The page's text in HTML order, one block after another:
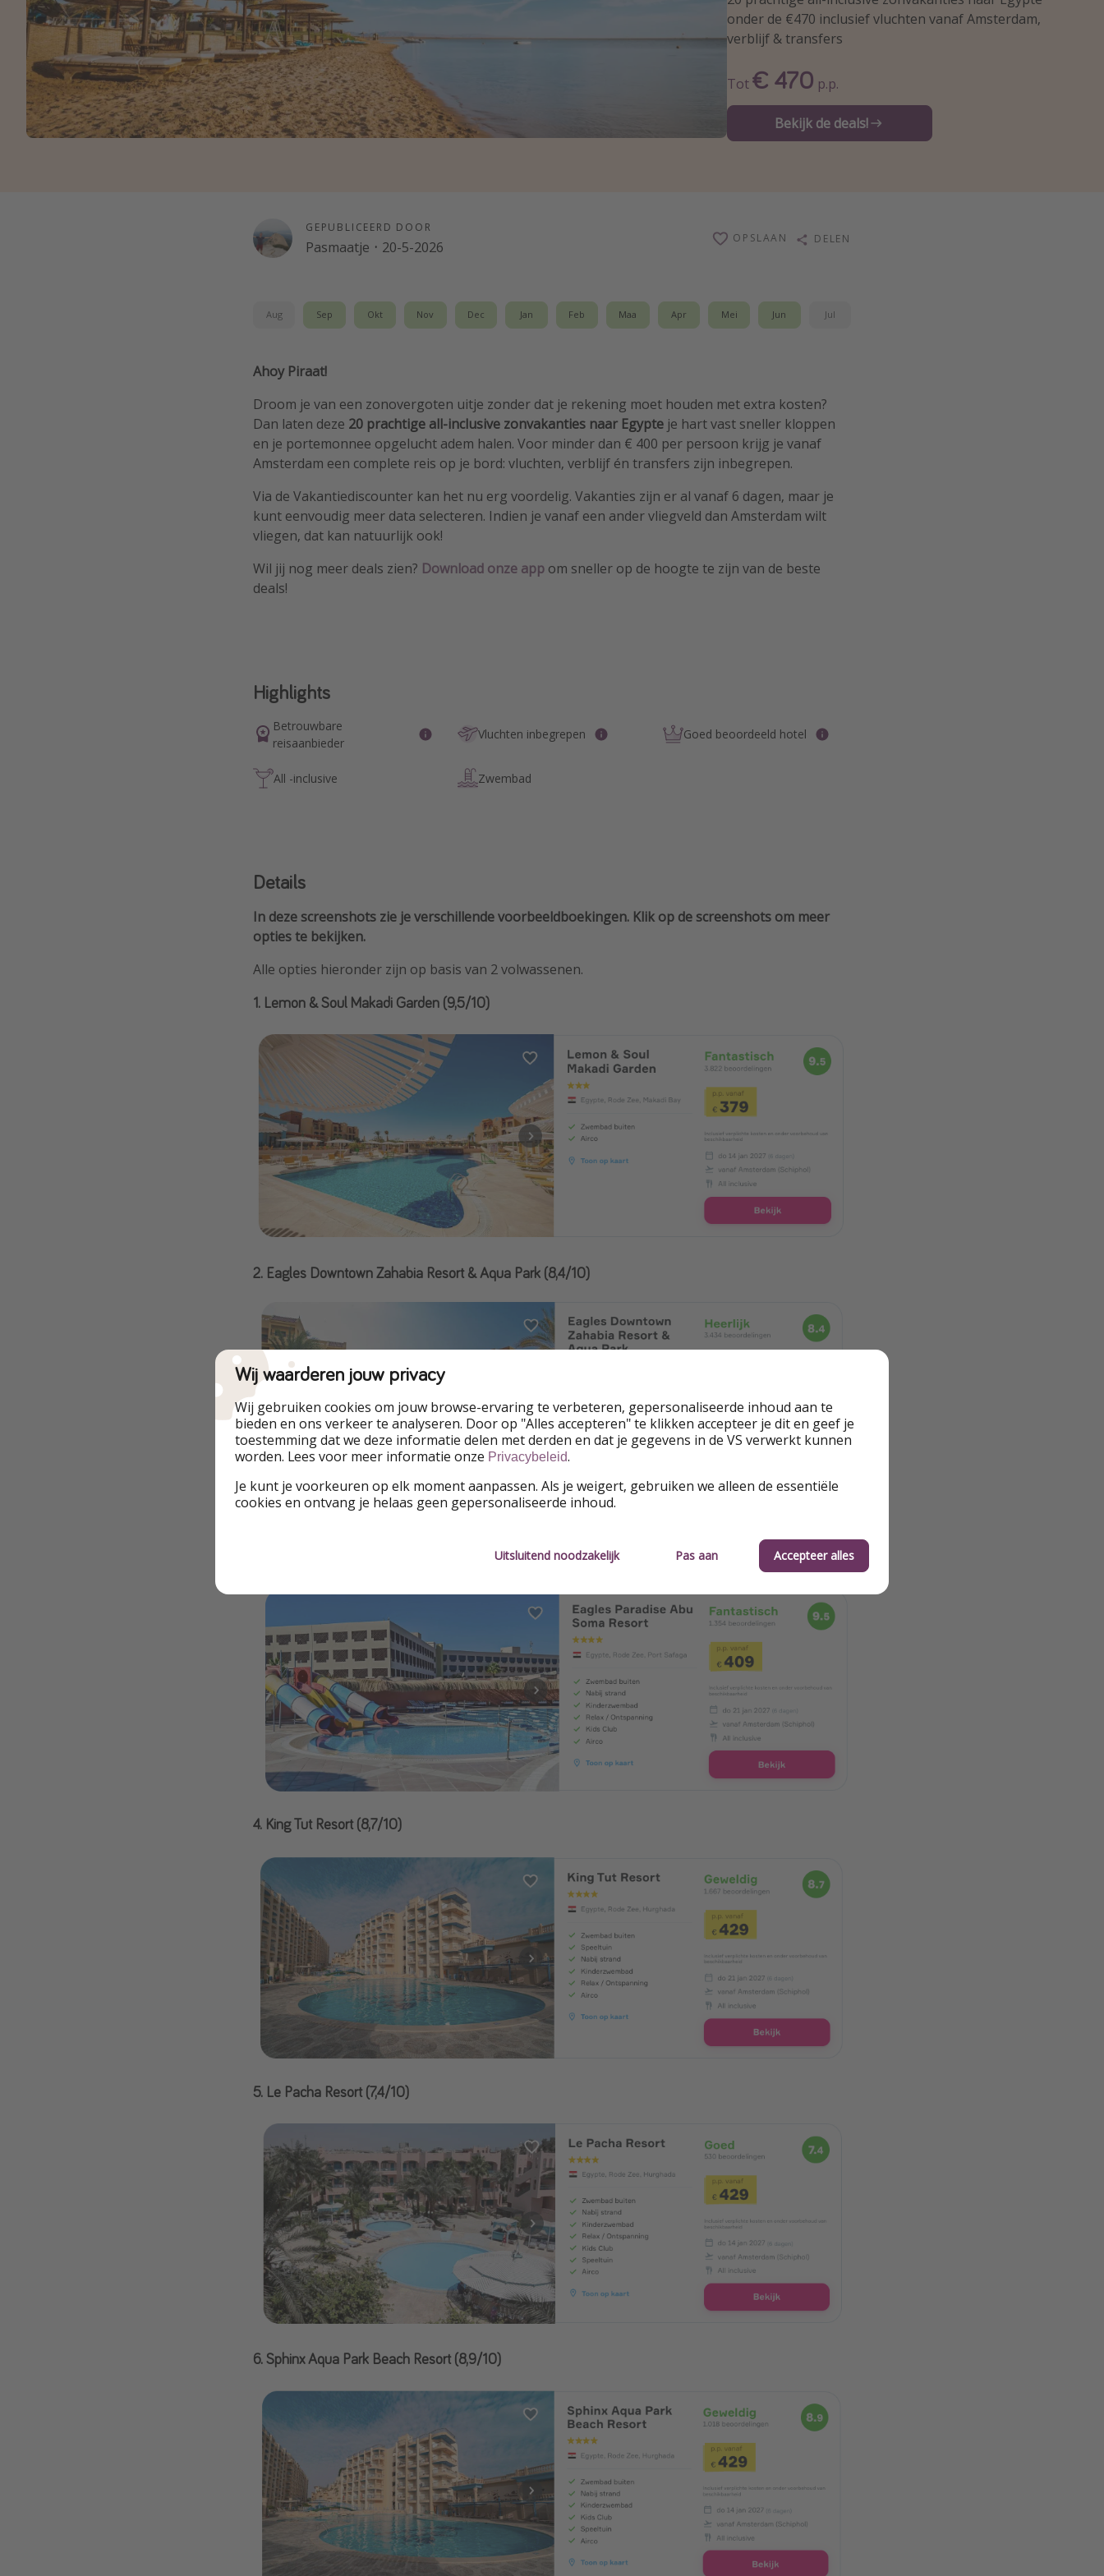
onder de €470 inclusief vluchten vanaf Amsterdam,
verblijf & transfers
Tot€ 470 p.p.
Bekijk de deals!
GEPUBLICEERD DOOR
Pasmaatje · 20-5-2026
OPSLAAN DELEN
Aug Sep Okt Nov Dec Jan Feb Maa Apr Mei Jun Jul
Ahoy Piraat!
Droom je van een zonovergoten uitje zonder dat je rekening moet houden met extra kosten?
Dan laten deze 20 prachtige all-inclusive zonvakanties naar Egypte je hart vast sneller kloppen
en je portemonnee opgelucht adem halen. Voor minder dan € 400 per persoon krijg je vanaf
Amsterdam een complete reis op je bord: vluchten, verblijf én transfers zijn inbegrepen.
Via de Vakantiediscounter kan het nu erg voordelig. Vakanties zijn er al vanaf 6 dagen, maar je
kunt eenvoudig meer data selecteren. Indien je vanaf een ander vliegveld dan Amsterdam wilt
vliegen, dat kan natuurlijk ook!
Wil jij nog meer deals zien? Download onze app om sneller op de hoogte te zijn van de beste
deals!
Highlights
Betrouwbare
reisaanbieder
Vluchten inbegrepen Goed beoordeeld hotel
All -inclusive Zwembad
Details
In deze screenshots zie je verschillende voorbeeldboekingen. Klik op de screenshots om meer
opties te bekijken.
Alle opties hieronder zijn op basis van 2 volwassenen.
1. Lemon & Soul Makadi Garden (9,5/10)
2. Eagles Downtown Zahabia Resort & Aqua Park (8,4/10)
3. Eagles Paradise Abu Soma Resort (9,5/10)
4. King Tut Resort (8,7/10)
5. Le Pacha Resort (7,4/10)
6. Sphinx Aqua Park Beach Resort (8,9/10)
Wij waarderen jouw privacy
Wij gebruiken cookies om jouw browse-ervaring te verbeteren, gepersonaliseerde inhoud aan te
bieden en ons verkeer te analyseren. Door op "Alles accepteren" te klikken accepteer je dit en geef je
toestemming dat we deze informatie delen met derden en dat je gegevens in de VS verwerkt kunnen
worden. Lees voor meer informatie onze Privacybeleid.
Je kunt je voorkeuren op elk moment aanpassen. Als je weigert, gebruiken we alleen de essentiële
cookies en ontvang je helaas geen gepersonaliseerde inhoud.
Uitsluitend noodzakelijk Pas aan Accepteer alles